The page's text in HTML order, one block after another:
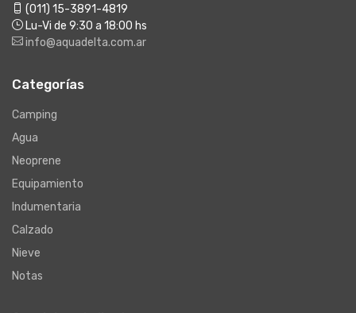
(011) 15-3891-4819
Lu-Vi de 9:30 a 18:00 hs
info@aquadelta.com.ar
Categorías
Camping
Agua
Neoprene
Equipamiento
Indumentaria
Calzado
Nieve
Notas